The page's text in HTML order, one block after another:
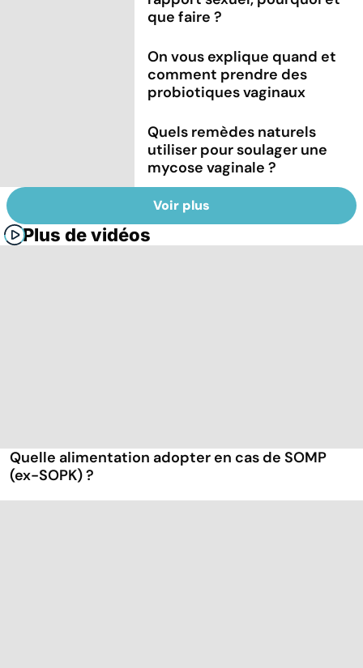
que faire ?
On vous explique quand et
comment prendre des
probiotiques vaginaux
Quels remèdes naturels
utiliser pour soulager une
mycose vaginale ?
Voir plus
Plus de vidéos
Quelle alimentation adopter en cas de SOMP
(ex-SOPK) ?